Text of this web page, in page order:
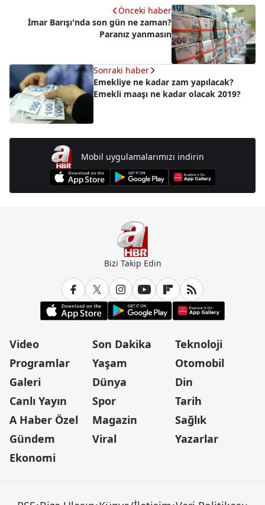
Önceki haber
İmar Barışı'nda son gün ne zaman?
Paranız yanmasın
Sonraki haber
Emekliye ne kadar zam yapılacak?
Emekli maaşı ne kadar olacak 2019?
Mobil uygulamalarımızı indirin
Bizi Takip Edin
Video
Programlar
Galeri
Canlı Yayın
A Haber Özel
Gündem
Ekonomi
Son Dakika
Yaşam
Dünya
Spor
Magazin
Viral
Teknoloji
Otomobil
Din
Tarih
Sağlık
Yazarlar